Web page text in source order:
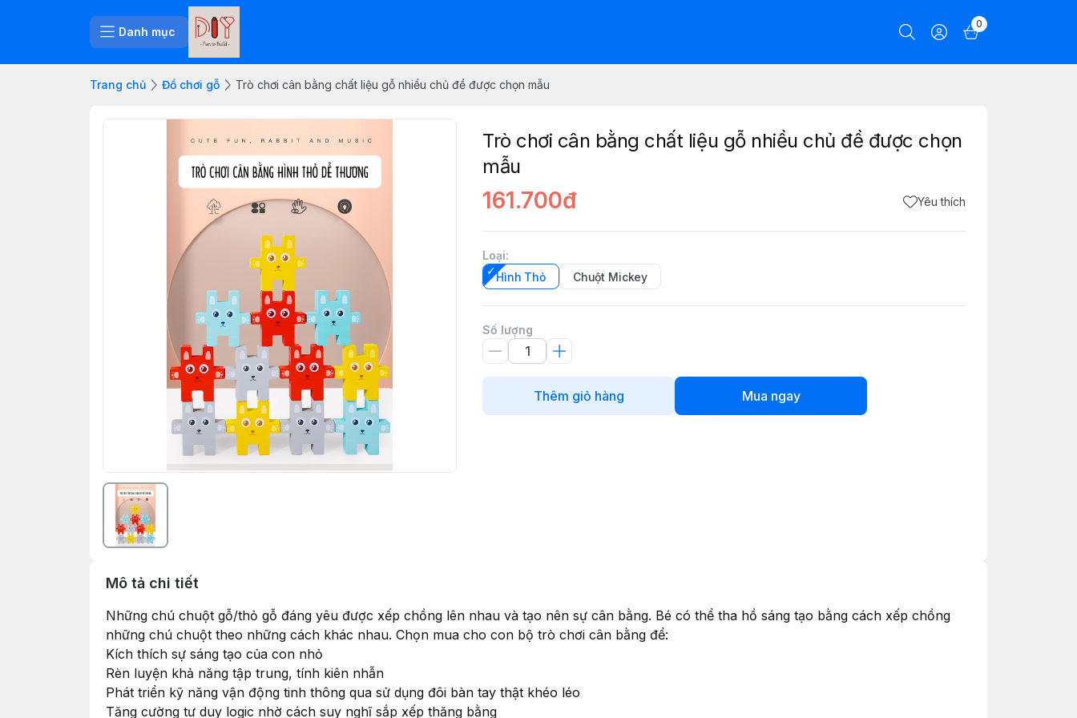
Danh mục
0
Trang chủ Đồ chơi gỗ Trò chơi cân bằng chất liệu gỗ nhiều chủ đề được chọn mẫu
Trò chơi cân bằng chất liệu gỗ nhiều chủ đề được chọn
mẫu
161.700đ Yêu thích
Loại:
Hình Thỏ
Chuột Mickey
Số lượng
Thêm giỏ hàng Mua ngay
Mô tả chi tiết
Những chú chuột gỗ/thỏ gỗ đáng yêu được xếp chồng lên nhau và tạo nên sự cân bằng. Bé có thể tha hồ sáng tạo bằng cách xếp chồng
những chú chuột theo những cách khác nhau. Chọn mua cho con bộ trò chơi cân bằng để:
Kích thích sự sáng tạo của con nhỏ
Rèn luyện khả năng tập trung, tính kiên nhẫn
Phát triển kỹ năng vận động tinh thông qua sử dụng đôi bàn tay thật khéo léo
Tăng cường tư duy logic nhờ cách suy nghĩ sắp xếp thăng bằng